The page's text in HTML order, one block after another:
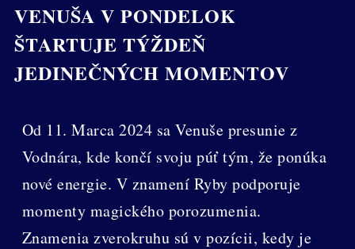
VENUŠA V PONDELOK
ŠTARTUJE TÝŽDEŇ
JEDINEČNÝCH MOMENTOV
Od 11. Marca 2024 sa Venuše presunie z
Vodnára, kde končí svoju púť tým, že ponúka
nové energie. V znamení Ryby podporuje
momenty magického porozumenia.
Znamenia zverokruhu sú v pozícii, kedy je